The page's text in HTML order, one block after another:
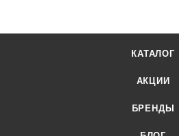
КАТАЛОГ
АКЦИИ
БРЕНДЫ